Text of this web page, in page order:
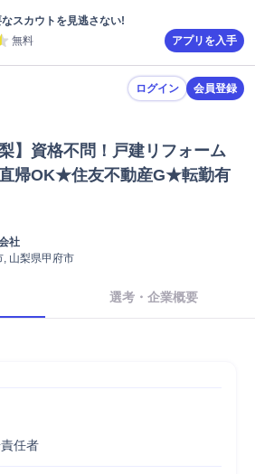
スカウトを見逃さない!
無料
アプリを入手
ログイン 会員登録
】資格不問！戸建リフォーム
帰OK★住友不動産G★転勤有
社
, 山梨県甲府市
選考・企業概要
任者